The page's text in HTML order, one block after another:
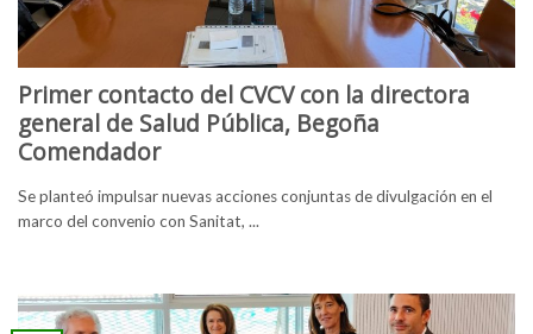
Primer contacto del CVCV con la directora
general de Salud Pública, Begoña
Comendador
Se planteó impulsar nuevas acciones conjuntas de divulgación en el
marco del convenio con Sanitat, ...